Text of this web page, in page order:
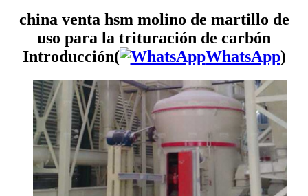
china venta hsm molino de martillo de
uso para la trituración de carbón
Introducción(
WhatsApp)